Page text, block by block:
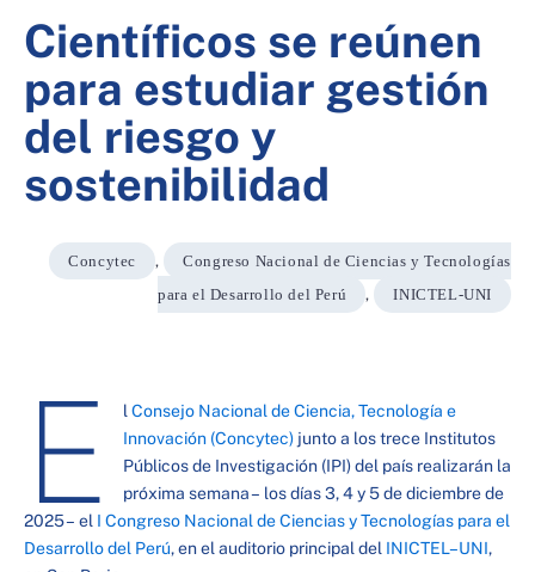
Científicos se reúnen
para estudiar gestión
del riesgo y
sostenibilidad
Concytec ,
Congreso Nacional de Ciencias y Tecnologías
para el Desarrollo del Perú
, INICTEL-UNI
E l Consejo Nacional de Ciencia, Tecnología e
Innovación (Concytec)junto a los trece Institutos
Públicos de Investigación (IPI) del país realizarán la
próxima semana – los días 3, 4 y 5 de diciembre de
2025 – el I Congreso Nacional de Ciencias y Tecnologías para el
Desarrollo del Perú, en el auditorio principal del INICTEL–UNI,